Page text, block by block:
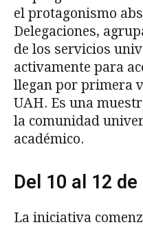
el protagonismo
Delegaciones,
de los servicios
activamente para
llegan por primera
UAH. Es una
la comunidad
académico.
Del 10 al 12
La iniciativa